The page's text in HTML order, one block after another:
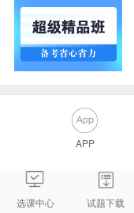
APP
选课中心 试题下载